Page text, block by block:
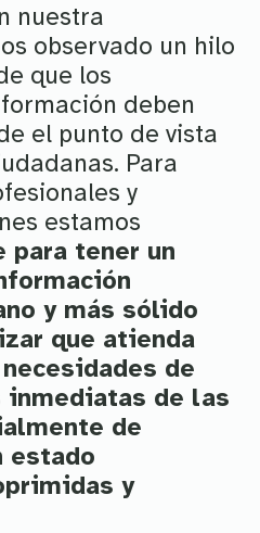
nuestra
observado un hilo
que los
deben
el punto de vista
Para
y
estamos
para tener un
y más sólido
que atienda
de
inmediatas de las
de
estado
y